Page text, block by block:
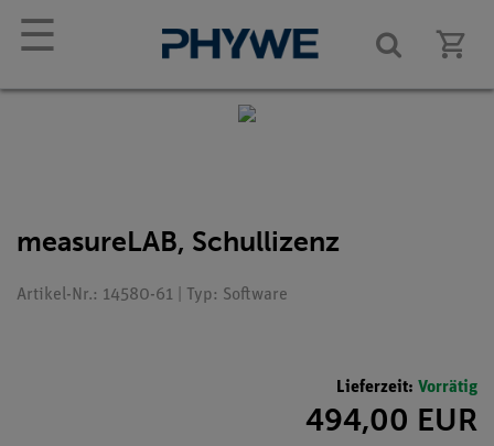
☰
measureLAB, Schullizenz
Artikel-Nr.: 14580-61 | Typ: Software
Lieferzeit: Vorrätig
494,00 EUR